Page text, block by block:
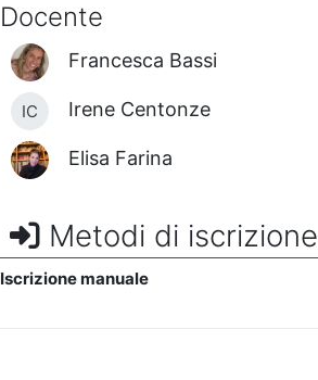
Docente
Francesca Bassi
IC Irene Centonze
Elisa Farina
Metodi di iscrizione
Iscrizione manuale